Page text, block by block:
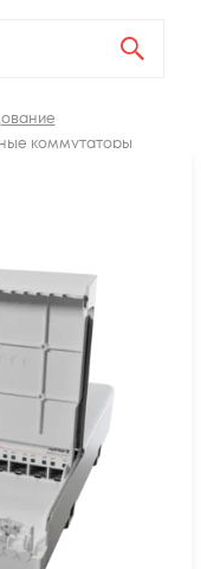
коммутаторы